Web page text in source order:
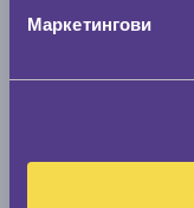
Маркетингови